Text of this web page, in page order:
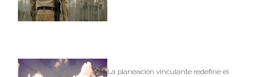
La planeación vinculante redefine el